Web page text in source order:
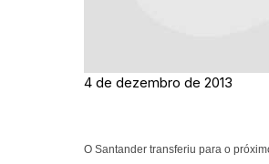
4 de dezembro de 2013
O Santander transferiu para o